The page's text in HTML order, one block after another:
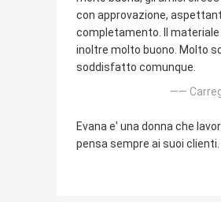
con approvazione,
completamento. Il
inoltre molto buono. Molto
soddisfatto comunque.
——
Evana e' una donna che
pensa sempre ai suoi clienti.